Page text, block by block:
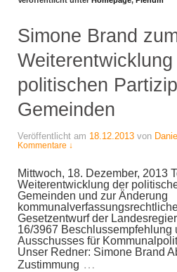
Simone Brand
politischen
Gemeinden
Veröffentlicht am 18.12.2013 von
Kommentare ↓
Mittwoch, 18. Dezember, 2013
Weiterentwicklung der
Gemeinden und zur Änderung
Gesetzentwurf der
16/3967 Beschlussempfehlung
Ausschusses für
Unser Redner: Simone Brand
Zustimmung …